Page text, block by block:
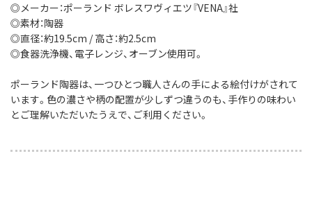
◎メーカー：ポーランド ボレスワヴィエツ『VENA』社
◎素材：陶器
◎直径：約19.5cm / 高さ：約2.5cm
◎食器洗浄機、電子レンジ、オーブン使用可。
ポーランド陶器は、一つひとつ職人さんの手による絵付けがされて
います。色の濃さや柄の配置が少しずつ違うのも、手作りの味わい
とご理解いただいたうえで、ご利用ください。